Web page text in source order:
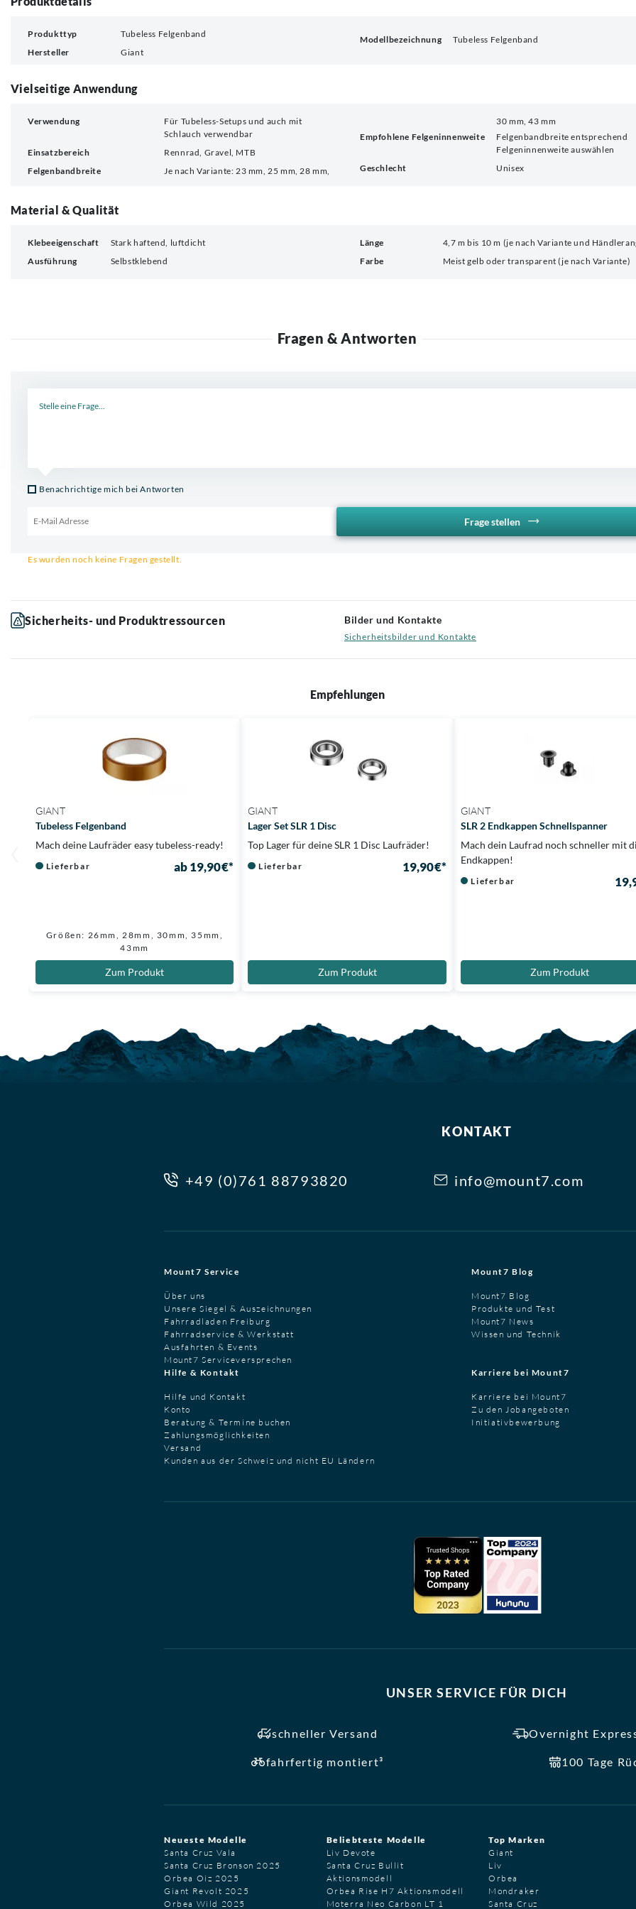
Produkttyp
Tubeless Felgenband
Hersteller
Giant
Modellbezeichnung Tubeless Felgenband
Vielseitige Anwendung
Verwendung
Für Tubeless-Setups und auch mit
Schlauch verwendbar
Einsatzbereich
Rennrad, Gravel, MTB
Felgenbandbreite
Je nach Variante: 23 mm, 25 mm, 28 mm,
30 mm, 43 mm
Empfohlene Felgeninnenweite
Felgenbandbreite entsprechend
Felgeninnenweite auswählen
Geschlecht
Unisex
Material & Qualität
Klebeeigenschaft
Stark haftend, luftdicht
Ausführung
Selbstklebend
Länge
4,7 m bis 10 m (je nach Variante und
Farbe
Meist gelb oder transparent (je nach Variante)
Fragen & Antworten
Benachrichtige mich bei Antworten
Frage stellen
Es wurden noch keine Fragen gestellt.
Sicherheits- und Produktressourcen Bilder und Kontakte
Sicherheitsbilder und Kontakte
Empfehlungen
GIANT
Tubeless Felgenband
Mach deine Laufräder easy tubeless-ready!
Lieferbar ab 19,90 €*
Größen: 26mm, 28mm, 30mm, 35mm,
43mm
Zum Produkt
GIANT
Lager Set SLR 1 Disc
Top Lager für deine SLR 1 Disc Laufräder!
Lieferbar 19,90 €*
Zum Produkt
GIANT
SLR 2 Endkappen Schnellspanner
Mach dein Laufrad noch schneller mit
Endkappen!
Lieferbar
Zum Produkt
KONTAKT
+49 (0)761 88793820 info@mount7.com
Mount7 Service
Über uns
Unsere Siegel & Auszeichnungen
Fahrradladen Freiburg
Fahrradservice & Werkstatt
Ausfahrten & Events
Mount7 Serviceversprechen
Mount7 Blog
Mount7 Blog
Produkte und Test
Mount7 News
Wissen und Technik
Hilfe & Kontakt
Hilfe und Kontakt
Konto
Beratung & Termine buchen
Zahlungsmöglichkeiten
Versand
Kunden aus der Schweiz und nicht EU Ländern
Karriere bei Mount7
Karriere bei Mount7
Zu den Jobangeboten
Initiativbewerbung
UNSER SERVICE FÜR DICH
schneller Versand Overnight
fahrfertig montiert³ 100 Tage
Neueste Modelle
Santa Cruz Vala
Santa Cruz Bronson 2025
Orbea Oiz 2025
Giant Revolt 2025
Orbea Wild 2025
Beliebteste Modelle
Liv Devote
Santa Cruz Bullit
Aktionsmodell
Orbea Rise H7 Aktionsmodell
Moterra Neo Carbon LT 1
Top Marken
Giant
Liv
Orbea
Mondraker
Santa Cruz